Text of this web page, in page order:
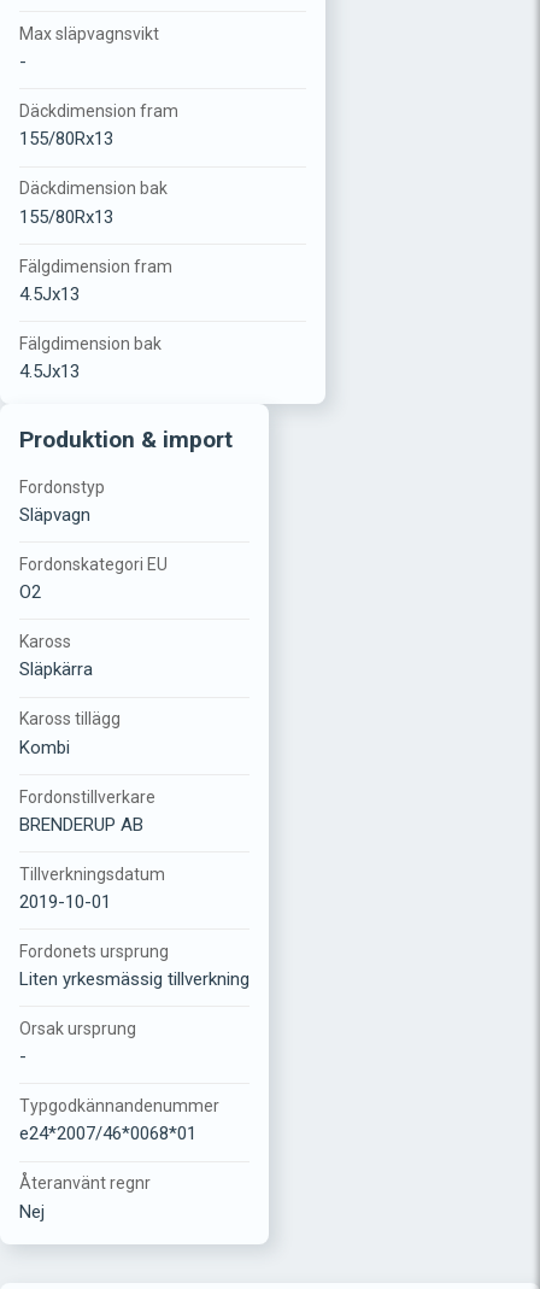
Max släpvagnsvikt
-
Däckdimension fram
155/80Rx13
Däckdimension bak
155/80Rx13
Fälgdimension fram
4.5Jx13
Fälgdimension bak
4.5Jx13
Produktion & import
Fordonstyp
Släpvagn
Fordonskategori EU
O2
Kaross
Släpkärra
Kaross tillägg
Kombi
Fordonstillverkare
BRENDERUP AB
Tillverkningsdatum
2019-10-01
Fordonets ursprung
Liten yrkesmässig tillverkning
Orsak ursprung
-
Typgodkännandenummer
e24*2007/46*0068*01
Återanvänt regnr
Nej